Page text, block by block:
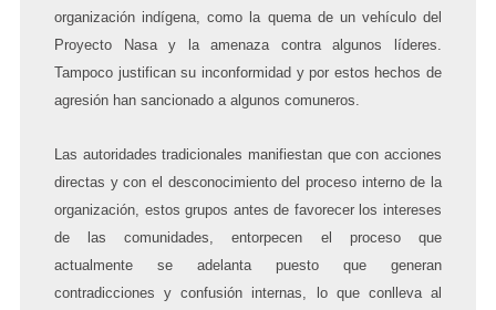
organización indígena, como la quema de un vehículo del
Proyecto Nasa y la amenaza contra algunos líderes.
Tampoco justifican su inconformidad y por estos hechos de
agresión han sancionado a algunos comuneros.
Las autoridades tradicionales manifiestan que con acciones
directas y con el desconocimiento del proceso interno de la
organización, estos grupos antes de favorecer los intereses
de las comunidades, entorpecen el proceso que
actualmente se adelanta puesto que generan
contradicciones y confusión internas, lo que conlleva al